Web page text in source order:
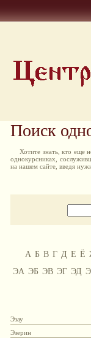
Поиск
Хотите знать, кто еще
однокурсниках,
на нашем сайте, введя
А Б В Г Д Е Ё
ЭА ЭБ ЭВ ЭГ ЭД
Эзау
Эзерин